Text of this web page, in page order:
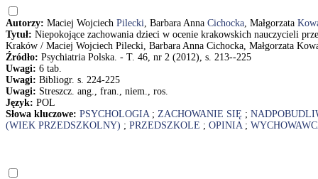
Autorzy: Maciej Wojciech Pilecki, Barbara Anna Cichocka, Małgorzata
Tytuł: Niepokojące zachowania dzieci w ocenie krakowskich nauczycieli
Kraków / Maciej Wojciech Pilecki, Barbara Anna Cichocka, Małgorzata
Źródło: Psychiatria Polska. - T. 46, nr 2 (2012), s. 213--225
Uwagi: 6 tab.
Uwagi: Bibliogr. s. 224-225
Uwagi: Streszcz. ang., fran., niem., ros.
Język: POL
Słowa kluczowe: PSYCHOLOGIA; ZACHOWANIE SIĘ ;
(WIEK PRZEDSZKOLNY) ; PRZEDSZKOLE ; OPINIA;